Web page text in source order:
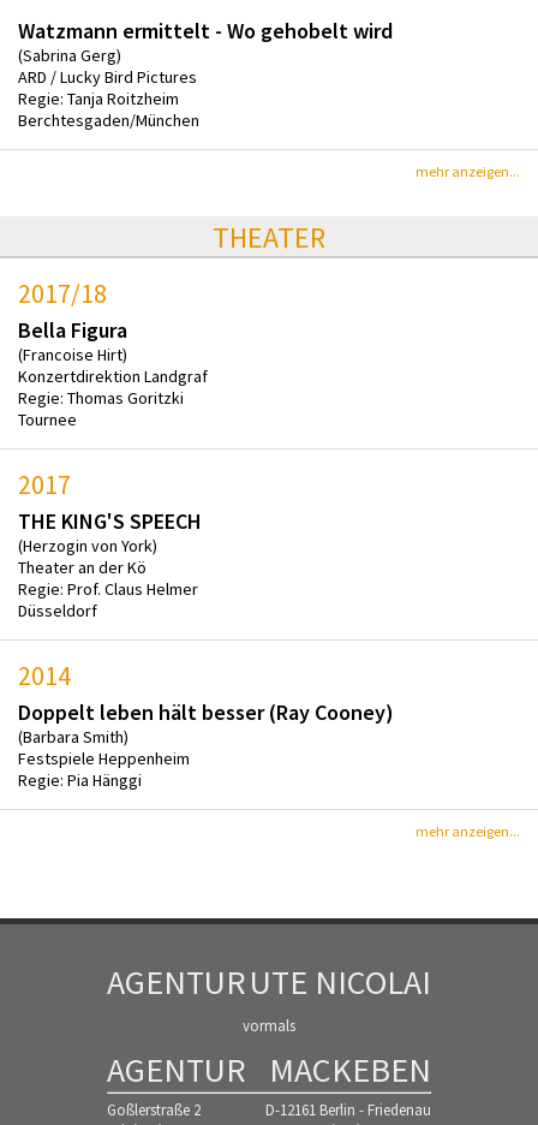
Watzmann ermittelt - Wo gehobelt wird
(Sabrina Gerg)
ARD / Lucky Bird Pictures
Regie: Tanja Roitzheim
Berchtesgaden/München
mehr anzeigen...
THEATER
2017/18
Bella Figura
(Francoise Hirt)
Konzertdirektion Landgraf
Regie: Thomas Goritzki
Tournee
2017
THE KING'S SPEECH
(Herzogin von York)
Theater an der Kö
Regie: Prof. Claus Helmer
Düsseldorf
2014
Doppelt leben hält besser (Ray Cooney)
(Barbara Smith)
Festspiele Heppenheim
Regie: Pia Hänggi
mehr anzeigen...
AGENTURUTE NICOLAI
vormals
AGENTUR MACKEBEN
Goßlerstraße 2
D-12161 Berlin - Friedenau